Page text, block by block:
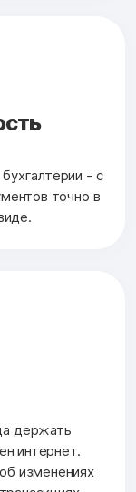
- с
точно в
держать
интернет.
изменениях